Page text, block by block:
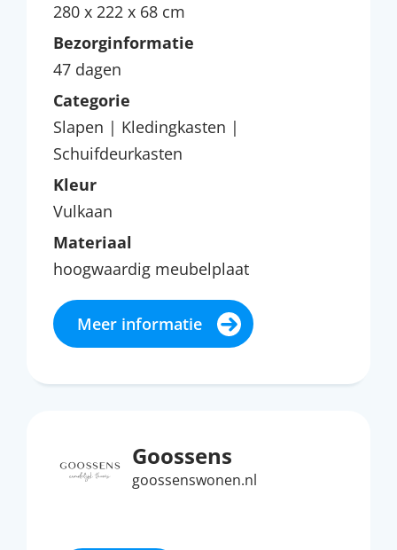
280 x 222 x 68 cm
Bezorginformatie
47 dagen
Categorie
Slapen | Kledingkasten |
Schuifdeurkasten
Kleur
Vulkaan
Materiaal
hoogwaardig meubelplaat
Meer informatie
Goossens
goossenswonen.nl